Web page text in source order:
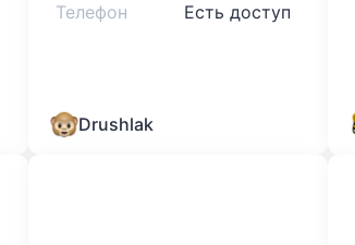
Телефон
Есть доступ
Drushlak